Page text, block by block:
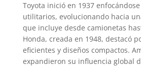
Toyota inició en 1937
utilitarios, evolucionando hacia
que incluye desde camionetas
Honda, creada en 1948, destacó
eficientes y diseños compactos.
expandieron su influencia global